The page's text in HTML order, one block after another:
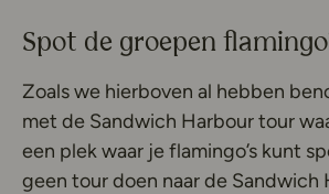
Spot de groepen
Zoals we hierboven al hebben
met de Sandwich Harbour tour
een plek waar je flamingo’s kunt
geen tour doen naar de Sandwich